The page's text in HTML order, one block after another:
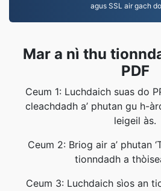
agus SSL air gach
Mar a nì thu
PDF
Ceum 1: Luchdaich suas do
cleachdadh a’ phutan gu h-
leigeil às.
Ceum 2: Briog air a’ phutan
tionndadh a
Ceum 3: Luchdaich sìos an